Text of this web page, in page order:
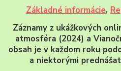
Základné informácie,
Záznamy z ukážkových
atmosféra (2024) a
obsah je v každom roku
a niektorými